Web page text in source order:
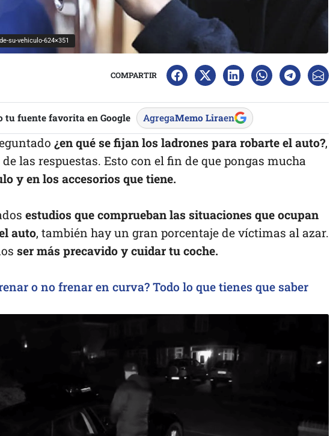
su-vehiculo-624×351
COMPARTIR
tu fuente favorita en Google AgregaMemo Liraen
¿en qué se fijan los ladrones para robarte el auto?,
las respuestas. Esto con el fin de que pongas mucha
y en los accesorios que tiene.
estudios que comprueban las situaciones que ocupan
auto, también hay un gran porcentaje de víctimas al azar.
ser más precavido y cuidar tu coche.
o no frenar en curva? Todo lo que tienes que saber